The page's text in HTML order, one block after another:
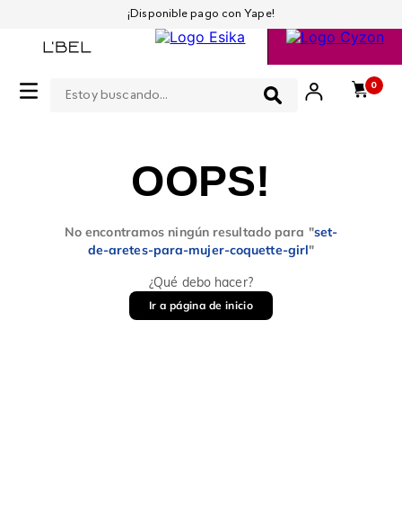
0
¡Disponible pago con Yape!
OOPS!
No encontramos ningún resultado para "set-
de-aretes-para-mujer-coquette-girl"
¿Qué debo hacer?
Ir a página de inicio